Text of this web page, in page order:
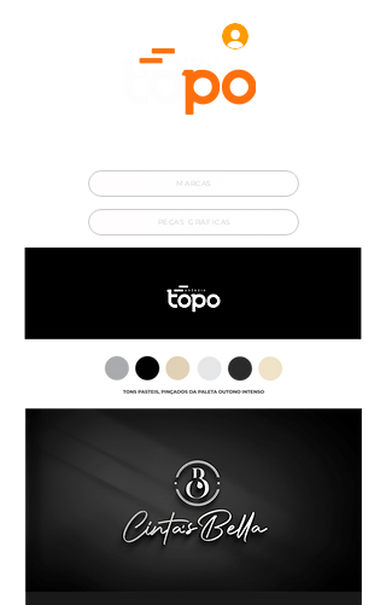
MARCAS
PEÇAS GRÁFICAS